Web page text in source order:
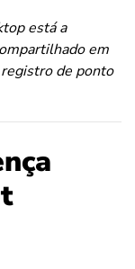
está a
em
de ponto